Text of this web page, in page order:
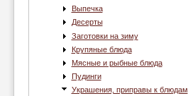
Выпечка
Десерты
Заготовки на зиму
Крупяные блюда
Мясные и рыбные блюда
Пудинги
Украшения, приправы к блюдам